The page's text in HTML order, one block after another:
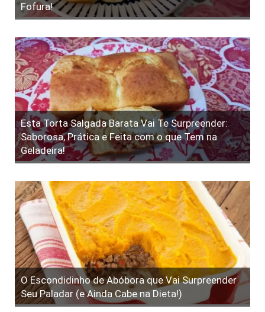
Fofura!
Esta Torta Salgada Barata Vai Te Surpreender:
Saborosa, Prática e Feita com o que Tem na
Geladeira!
O Escondidinho de Abóbora que Vai Surpreender
Seu Paladar (e Ainda Cabe na Dieta!)